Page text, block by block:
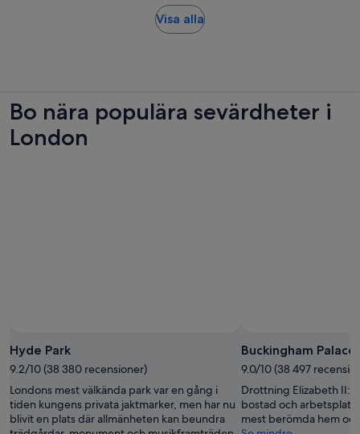
Visa allaÖppnas
Bo nära populära sevärdheter i
London
Hyde Park
9.2/10 (38 380 recensioner)
Londons mest välkända park var en gång i
tiden kungens privata jaktmarker, men har nu
blivit en plats där allmänheten kan beundra
Buckingham Palace
9.0/10 (38 497
Drottning Elizabeth II:s
bostad och arbetsplats
mest berömda hem